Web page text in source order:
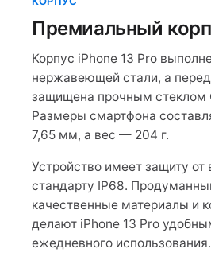
Премиальный
Корпус iPhone 13 Pro
нержавеющей стали, а
защищена прочным стеклом
Размеры смартфона
7,65 мм, а вес — 204 г.
Устройство имеет защиту
стандарту IP68.
качественные материалы и
делают iPhone 13 Pro
ежедневного использования.